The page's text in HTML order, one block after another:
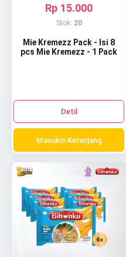
Rp 15.000
Stok: 20
Mie Kremezz Pack - Isi 8
pcs Mie Kremezz - 1 Pack
Detil
Masukin Keranjang